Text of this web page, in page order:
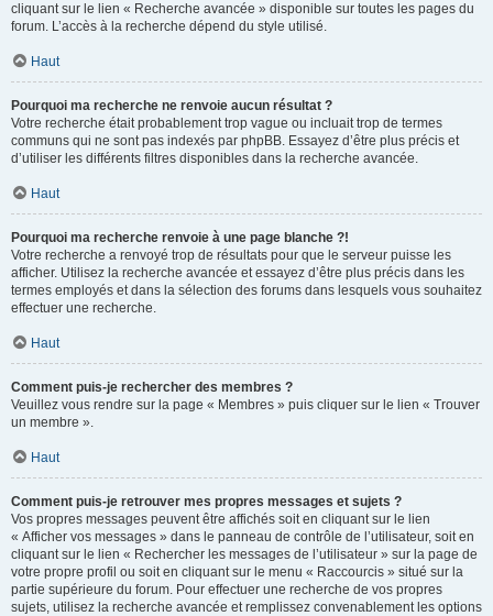
cliquant sur le lien « Recherche avancée » disponible sur toutes les pages du
forum. L’accès à la recherche dépend du style utilisé.
Haut
Pourquoi ma recherche ne renvoie aucun résultat ?
Votre recherche était probablement trop vague ou incluait trop de termes
communs qui ne sont pas indexés par phpBB. Essayez d’être plus précis et
d’utiliser les différents filtres disponibles dans la recherche avancée.
Haut
Pourquoi ma recherche renvoie à une page blanche ?!
Votre recherche a renvoyé trop de résultats pour que le serveur puisse les
afficher. Utilisez la recherche avancée et essayez d’être plus précis dans les
termes employés et dans la sélection des forums dans lesquels vous souhaitez
effectuer une recherche.
Haut
Comment puis-je rechercher des membres ?
Veuillez vous rendre sur la page « Membres » puis cliquer sur le lien « Trouver
un membre ».
Haut
Comment puis-je retrouver mes propres messages et sujets ?
Vos propres messages peuvent être affichés soit en cliquant sur le lien
« Afficher vos messages » dans le panneau de contrôle de l’utilisateur, soit en
cliquant sur le lien « Rechercher les messages de l’utilisateur » sur la page de
votre propre profil ou soit en cliquant sur le menu « Raccourcis » situé sur la
partie supérieure du forum. Pour effectuer une recherche de vos propres
sujets, utilisez la recherche avancée et remplissez convenablement les options